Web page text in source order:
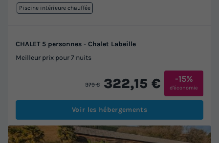
Piscine intérieure chauffée
CHALET 5 personnes - Chalet Labeille
Meilleur prix pour 7 nuits
379 € 322,15 € -15%
d'économie
Voir les hébergements